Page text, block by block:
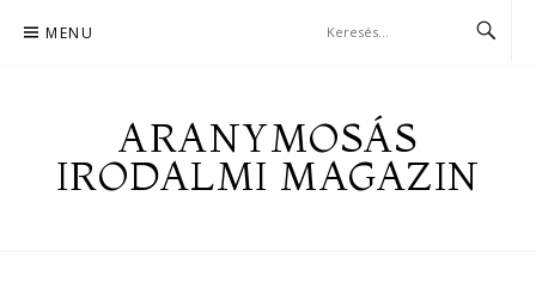
MENU
ARANYMOSÁS
IRODALMI MAGAZIN